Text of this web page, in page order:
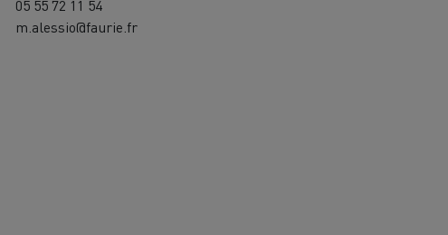
05 55 72 11 54
m.alessio@faurie.fr